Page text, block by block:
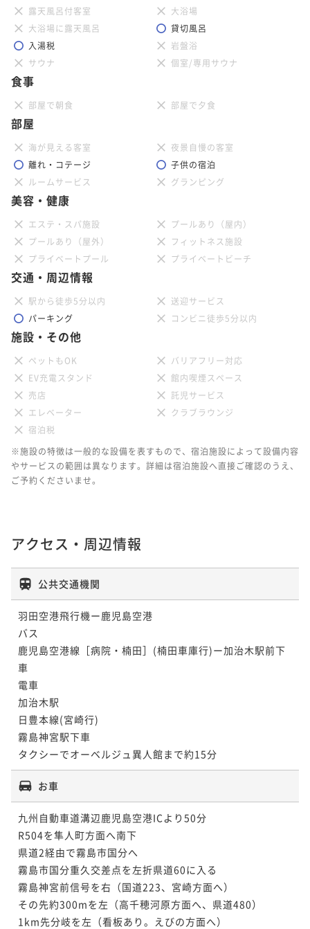
露天風呂付客室
大浴場
大浴場に露天風呂
貸切風呂
入湯税
岩盤浴
サウナ
個室/専用サウナ
食事
部屋で朝食 部屋で夕食
部屋
海が見える客室
夜景自慢の客室
離れ・コテージ
子供の宿泊
ルームサービス
グランピング
美容・健康
エステ・スパ施設
プールあり（屋内）
プールあり（屋外）
フィットネス施設
プライベートプール
プライベートビーチ
交通・周辺情報
駅から徒歩5分以内
送迎サービス
パーキング
コンビニ徒歩5分以内
施設・その他
ペットもOK
バリアフリー対応
EV充電スタンド
館内喫煙スペース
売店
託児サービス
エレベーター
クラブラウンジ
宿泊税
※施設の特徴は一般的な設備を表すもので、宿泊施設によって設備内容
やサービスの範囲は異なります。詳細は宿泊施設へ直接ご確認のうえ、
ご予約くださいませ。
アクセス・周辺情報
公共交通機関
羽田空港飛行機ー鹿児島空港
バス
鹿児島空港線［病院・楠田］(楠田車庫行)ー加治木駅前下
車
電車
加治木駅
日豊本線(宮崎行)
霧島神宮駅下車
タクシーでオーベルジュ異人館まで約15分
お車
九州自動車道溝辺鹿児島空港ICより50分
R504を隼人町方面へ南下
県道2経由で霧島市国分へ
霧島市国分重久交差点を左折県道60に入る
霧島神宮前信号を右（国道223、宮崎方面へ）
その先約300mを左（高千穂河原方面へ、県道480）
1km先分岐を左（看板あり。えびの方面へ）